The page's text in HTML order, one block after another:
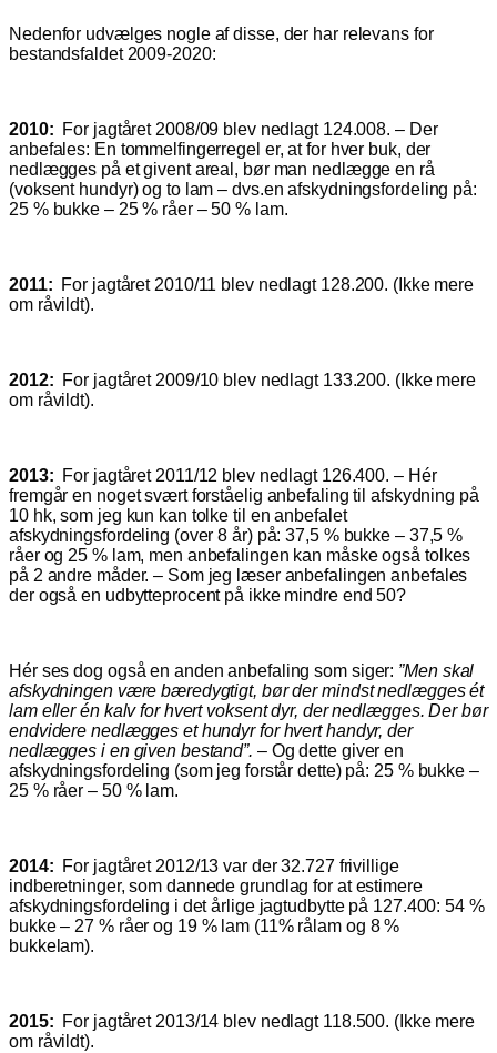
Nedenfor udvælges nogle af disse, der har relevans for
bestandsfaldet 2009-2020:
2010: For jagtåret 2008/09 blev nedlagt 124.008. – Der
anbefales: En tommelfingerregel er, at for hver buk, der
nedlægges på et givent areal, bør man nedlægge en rå
(voksent hundyr) og to lam – dvs.en afskydningsfordeling på:
25 % bukke – 25 % råer – 50 % lam.
2011: For jagtåret 2010/11 blev nedlagt 128.200. (Ikke mere
om råvildt).
2012: For jagtåret 2009/10 blev nedlagt 133.200. (Ikke mere
om råvildt).
2013: For jagtåret 2011/12 blev nedlagt 126.400. – Hér
fremgår en noget svært forståelig anbefaling til afskydning på
10 hk, som jeg kun kan tolke til en anbefalet
afskydningsfordeling (over 8 år) på: 37,5 % bukke – 37,5 %
råer og 25 % lam, men anbefalingen kan måske også tolkes
på 2 andre måder. – Som jeg læser anbefalingen anbefales
der også en udbytteprocent på ikke mindre end 50?
Hér ses dog også en anden anbefaling som siger: ”Men skal
afskydningen være bæredygtigt, bør der mindst nedlægges ét
lam eller én kalv for hvert voksent dyr, der nedlægges. Der bør
endvidere nedlægges et hundyr for hvert handyr, der
nedlægges i en given bestand”. – Og dette giver en
afskydningsfordeling (som jeg forstår dette) på: 25 % bukke –
25 % råer – 50 % lam.
2014: For jagtåret 2012/13 var der 32.727 frivillige
indberetninger, som dannede grundlag for at estimere
afskydningsfordeling i det årlige jagtudbytte på 127.400: 54 %
bukke – 27 % råer og 19 % lam (11% rålam og 8 %
bukkelam).
2015: For jagtåret 2013/14 blev nedlagt 118.500. (Ikke mere
om råvildt).